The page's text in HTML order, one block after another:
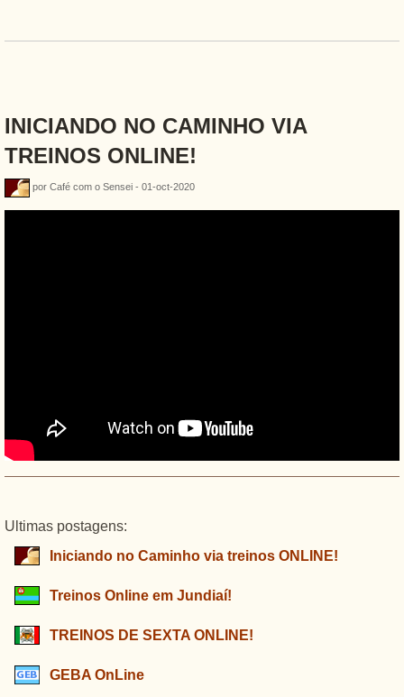
INICIANDO NO CAMINHO VIA
TREINOS ONLINE!
por Café com o Sensei - 01-oct-2020
Ultimas postagens:
Iniciando no Caminho via treinos ONLINE!
Treinos Online em Jundiaí!
TREINOS DE SEXTA ONLINE!
GEBA OnLine